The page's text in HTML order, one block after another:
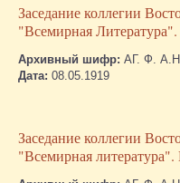
Заседание коллегии
"Всемирная
Архивный шифр: АГ. Ф.
Дата: 08.05.1919
Заседание коллегии
"Всемирная